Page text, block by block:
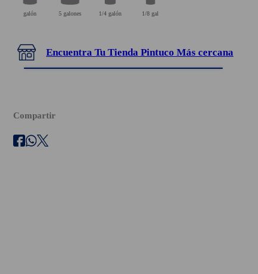
galón 5 galones 1/4 galón 1/8 gal
Encuentra Tu Tienda Pintuco Más cercana
Compartir